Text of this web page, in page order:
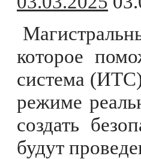
которое
система
режиме
создать
будут